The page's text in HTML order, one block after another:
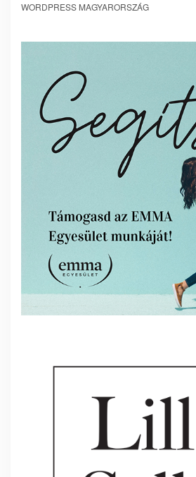
WORDPRESS MAGYARORSZÁG